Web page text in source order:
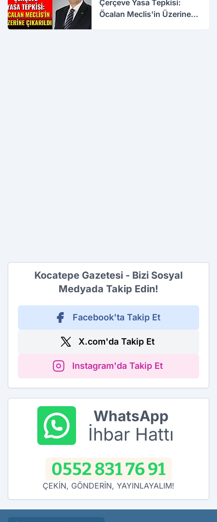
Çerçeve Yasa Tepkisi:
Öcalan Meclis'in Üzerine
Kocatepe Gazetesi - Bizi Sosyal
Medyada Takip Edin!
Facebook'ta Takip Et
X.com'da Takip Et
Instagram'da Takip Et
WhatsApp
İhbar Hattı
0552 831 76 91
ÇEKİN, GÖNDERİN, YAYINLAYALIM!